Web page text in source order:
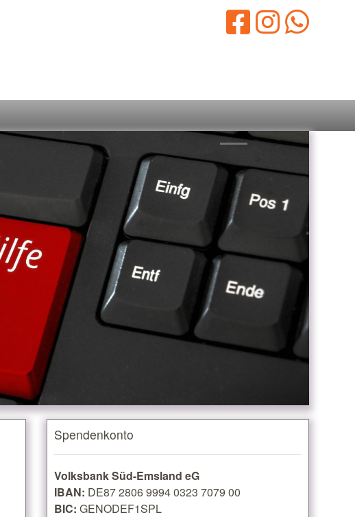
Spendenkonto
Volksbank Süd-Emsland eG
IBAN: DE87 2806 9994 0323 7079 00
BIC: GENODEF1SPL